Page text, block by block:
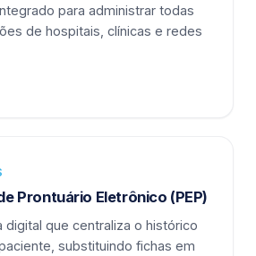
para administrar todas
de hospitais, clínicas e redes
Prontuário Eletrônico (PEP)
digital que centraliza o histórico
substituindo fichas em